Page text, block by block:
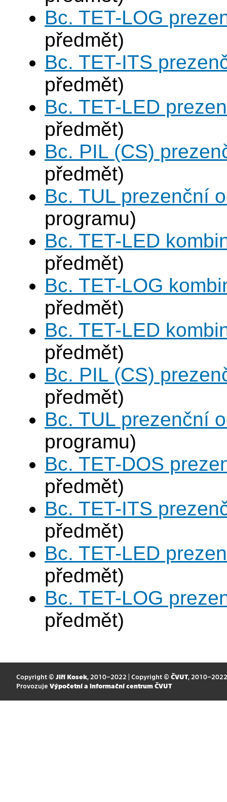
Bc. TET-LOG
předmět)
Bc. TET-ITS
předmět)
Bc. TET-LED
předmět)
Bc. PIL (CS)
předmět)
Bc. TUL prezenční
programu)
Bc. TET-LED
předmět)
Bc. TET-LOG
předmět)
Bc. TET-LED
předmět)
Bc. PIL (CS)
předmět)
Bc. TUL prezenční
programu)
Bc. TET-DOS
předmět)
Bc. TET-ITS
předmět)
Bc. TET-LED
předmět)
Bc. TET-LOG
předmět)
Copyright © Jiří Kosek, 2010–2022 | Copyright © ČVUT, 2010–2022
Provozuje Výpočetní a informační centrum ČVUT